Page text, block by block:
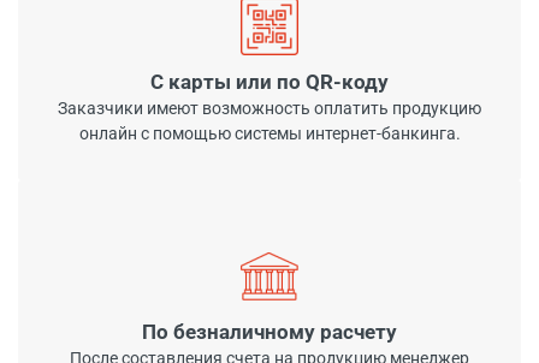
С карты или по QR-коду
Заказчики имеют возможность оплатить продукцию
онлайн с помощью системы интернет-банкинга.
По безналичному расчету
После составления счета на продукцию менеджер